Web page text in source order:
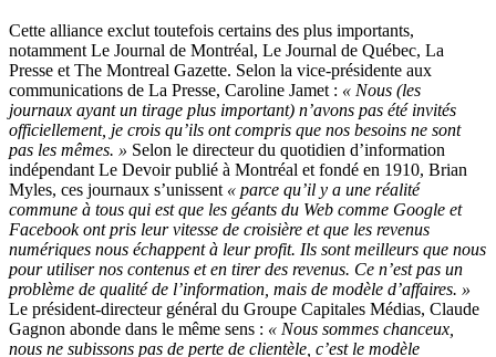
Cette alliance exclut toutefois certains des plus importants,
notamment Le Journal de Montréal, Le Journal de Québec, La
Presse et The Montreal Gazette. Selon la vice-présidente aux
communications de La Presse, Caroline Jamet : « Nous (les
journaux ayant un tirage plus important) n’avons pas été invités
officiellement, je crois qu’ils ont compris que nos besoins ne sont
pas les mêmes. » Selon le directeur du quotidien d’information
indépendant Le Devoir publié à Montréal et fondé en 1910, Brian
Myles, ces journaux s’unissent « parce qu’il y a une réalité
commune à tous qui est que les géants du Web comme Google et
Facebook ont pris leur vitesse de croisière et que les revenus
numériques nous échappent à leur profit. Ils sont meilleurs que nous
pour utiliser nos contenus et en tirer des revenus. Ce n’est pas un
problème de qualité de l’information, mais de modèle d’affaires. »
Le président-directeur général du Groupe Capitales Médias, Claude
Gagnon abonde dans le même sens : « Nous sommes chanceux,
nous ne subissons pas de perte de clientèle, c’est le modèle